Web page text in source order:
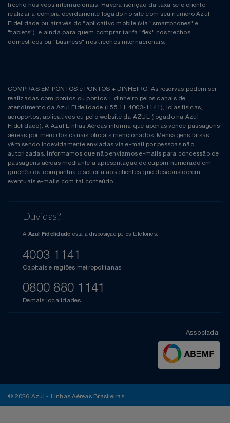
trecho nos voos internacionais. Haverá isenção da taxa se o cliente
realizar a compra devidamente logado no site com seu número Azul
Fidelidade ou através do “aplicativo mobile (via "smartphones" e
"tablets"), e ainda para quem comprar tarifa "flex" nos trechos
domésticos ou "business" nos trechos internacionais.
COMPRAS EM PONTOS e PONTOS + DINHEIRO: As reservas podem ser
realizadas com pontos ou pontos + dinheiro pelos canais de
atendimento da Azul Fidelidade (+55 11 4003-1141), lojas físicas,
aeroportos, aplicativos ou pelo website da AZUL (logado na Azul
Fidelidade). A Azul Linhas Aéreas informa que apenas vende passagens
aéreas por meio dos canais oficiais mencionados. Mensagens falsas
vêm sendo indevidamente enviadas via e-mail por pessoas não
autorizadas. Informamos que não enviamos e-mails para concessão de
passagens aéreas mediante a apresentação de cupom numerado em
guichês da companhia e solicita aos clientes que desconsiderem
eventuais e-mails com tal conteúdo.
Dúvidas?
A Azul Fidelidade está à disposição pelos telefones:
4003 1141
Capitais e regiões metropolitanas
0800 880 1141
Demais localidades
Associada:
© 2026 Azul - Linhas Aéreas Brasileiras